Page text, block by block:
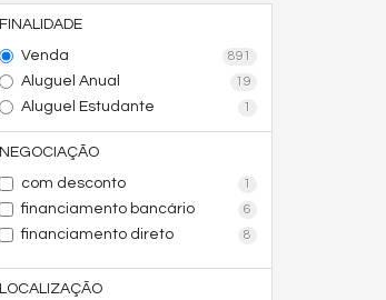
FINALIDADE
Venda
891
Aluguel Anual 19
Aluguel Estudante 1
NEGOCIAÇÃO
com desconto
1
financiamento bancário 6
financiamento direto 8
LOCALIZAÇÃO